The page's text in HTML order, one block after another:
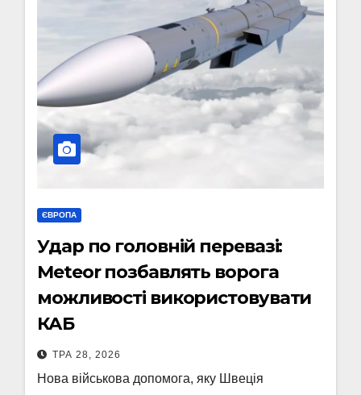
ЄВРОПА
Удар по головній перевазі:
Meteor позбавлять ворога
можливості використовувати
КАБ
ТРА 28, 2026
Нова військова допомога, яку Швеція